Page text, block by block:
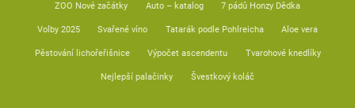
ZOO Nové začátky Auto – katalog 7 pádů Honzy Dědka
Volby 2025 Svařené víno Tatarák podle Pohlreicha Aloe vera
Pěstování lichořeřišnice Výpočet ascendentu Tvarohové knedlíky
Nejlepší palačinky Švestkový koláč